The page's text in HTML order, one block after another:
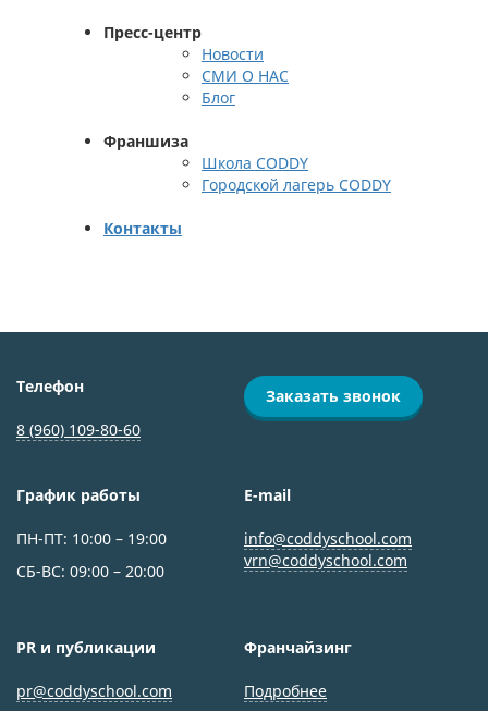
Пресс-центр
Новости
СМИ О НАС
Блог
Франшиза
Школа CODDY
Городской лагерь CODDY
Контакты
Телефон
8 (960) 109-80-60
Заказать звонок
График работы
ПН-ПТ: 10:00 – 19:00
СБ-ВС: 09:00 – 20:00
E-mail
info@coddyschool.com
vrn@coddyschool.com
PR и публикации
pr@coddyschool.com
Франчайзинг
Подробнее